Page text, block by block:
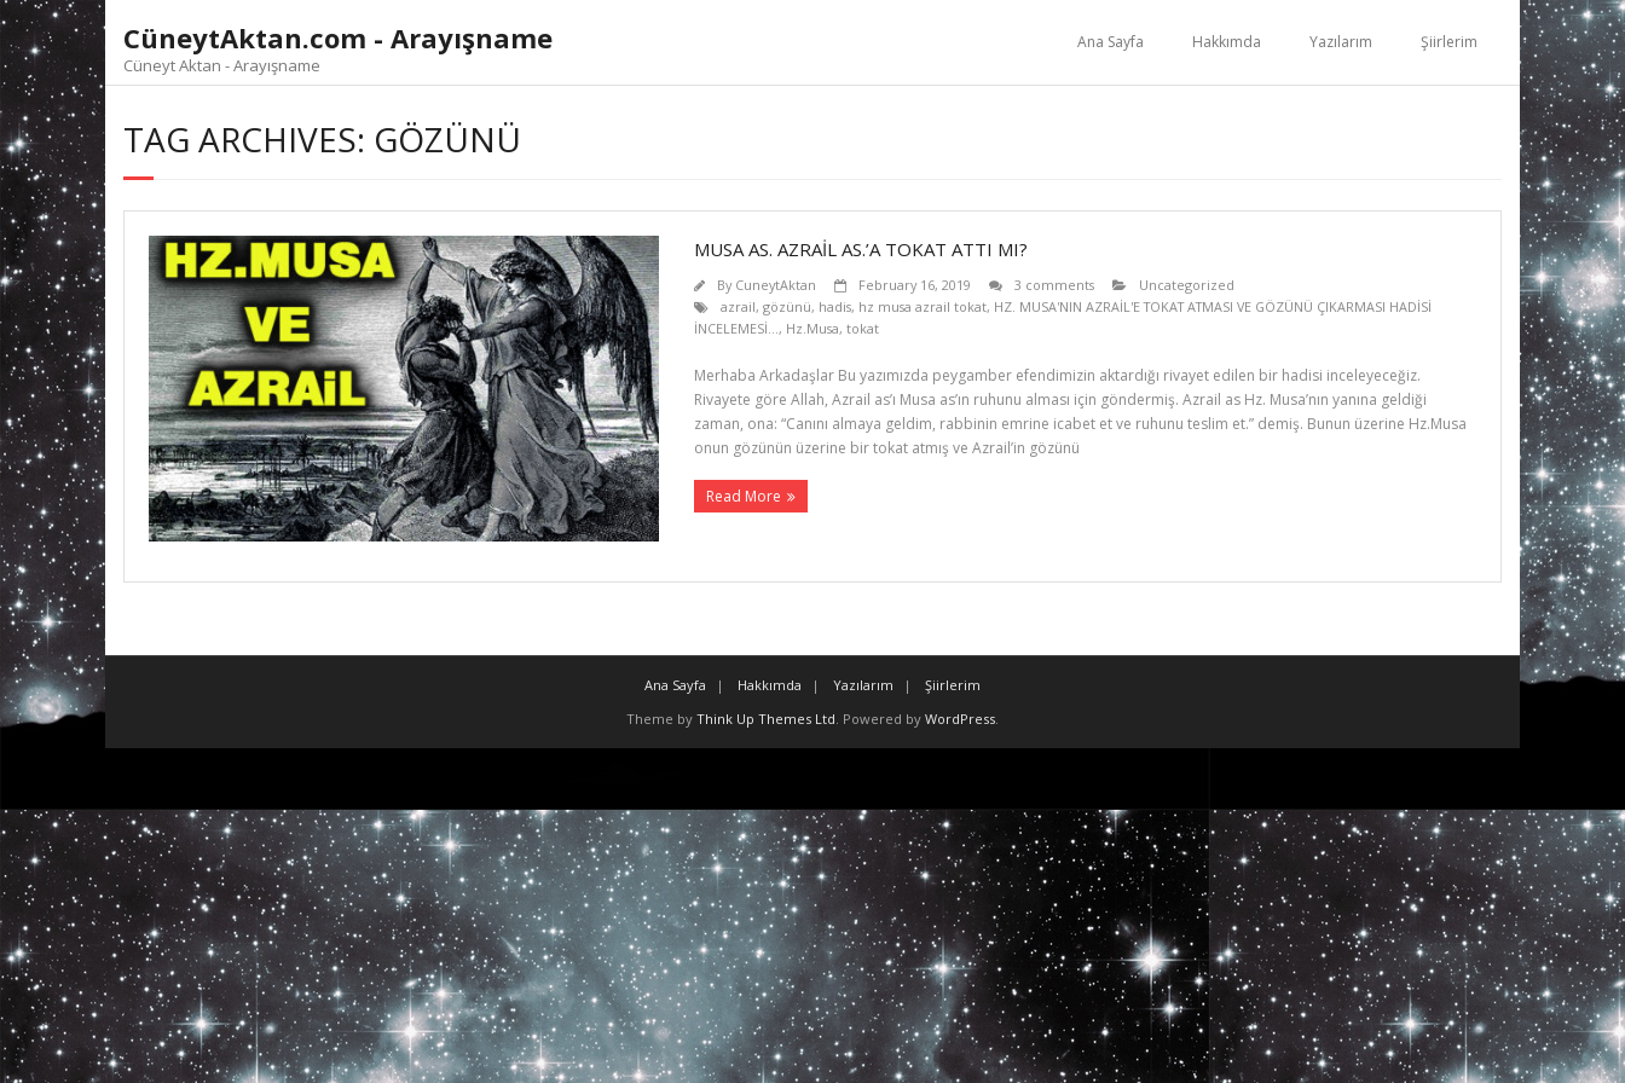
to
content
CüneytAktan.com - Arayışname
Cüneyt Aktan - Arayışname
Ana Sayfa Hakkımda Yazılarım Şiirlerim
TAG ARCHIVES: GÖZÜNÜ
MUSA AS. AZRAİL AS.’A TOKAT ATTI MI?
By CuneytAktan February 16, 2019 3 comments
Uncategorized
azrail, gözünü, hadis, hz musa azrail tokat, HZ. MUSA'NIN AZRAİL'E TOKAT ATMASI VE GÖZÜNÜ ÇIKARMASI HADİSİ
İNCELEMESİ..., Hz.Musa, tokat
Merhaba Arkadaşlar Bu yazımızda peygamber efendimizin aktardığı rivayet edilen bir hadisi inceleyeceğiz.
Rivayete göre Allah, Azrail as’ı Musa as’ın ruhunu alması için göndermiş. Azrail as Hz. Musa’nın yanına geldiği
zaman, ona: “Canını almaya geldim, rabbinin emrine icabet et ve ruhunu teslim et.” demiş. Bunun üzerine Hz.Musa
onun gözünün üzerine bir tokat atmış ve Azrail’in gözünü
Read More
Ana Sayfa Hakkımda Yazılarım
Şiirlerim
Theme by Think Up Themes Ltd. Powered by WordPress.